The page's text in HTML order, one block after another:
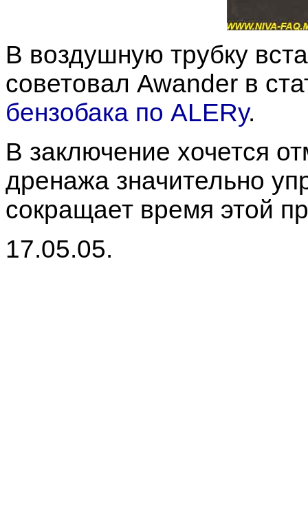
В воздушную трубку
советовал Awander в
бензобака по ALERу.
В заключение хочется
дренажа значительно
сокращает время этой
17.05.05.